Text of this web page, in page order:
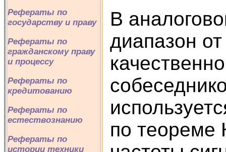
Рефераты по
государству и праву
Рефераты по
гражданскому праву
и процессу
Рефераты по
кредитованию
Рефераты по
естествознанию
Рефераты по
истории техники
В
диапазон
по теореме